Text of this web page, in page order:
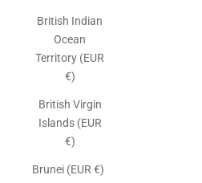
British Indian
Ocean
Territory (EUR
€)
British Virgin
Islands (EUR
€)
Brunei (EUR €)